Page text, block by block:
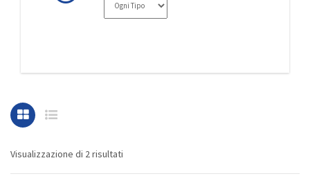
Visualizzazione di 2 risultati